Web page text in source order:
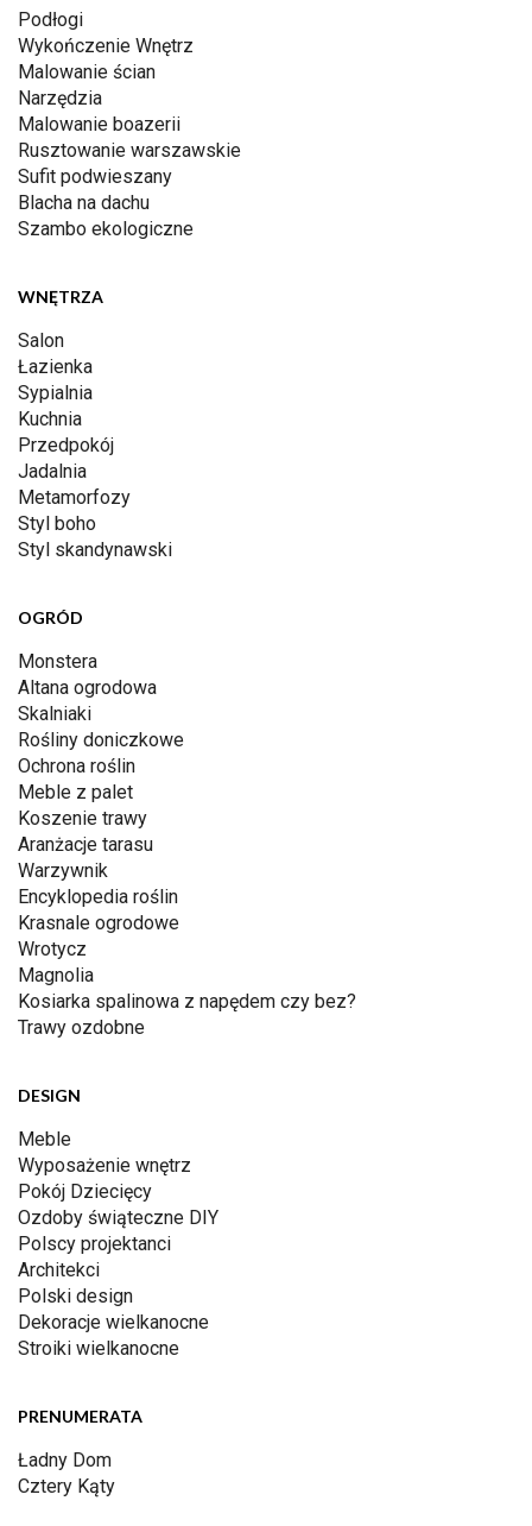
Podłogi
Wykończenie Wnętrz
Malowanie ścian
Narzędzia
Malowanie boazerii
Rusztowanie warszawskie
Sufit podwieszany
Blacha na dachu
Szambo ekologiczne
WNĘTRZA
Salon
Łazienka
Sypialnia
Kuchnia
Przedpokój
Jadalnia
Metamorfozy
Styl boho
Styl skandynawski
OGRÓD
Monstera
Altana ogrodowa
Skalniaki
Rośliny doniczkowe
Ochrona roślin
Meble z palet
Koszenie trawy
Aranżacje tarasu
Warzywnik
Encyklopedia roślin
Krasnale ogrodowe
Wrotycz
Magnolia
Kosiarka spalinowa z napędem czy bez?
Trawy ozdobne
DESIGN
Meble
Wyposażenie wnętrz
Pokój Dziecięcy
Ozdoby świąteczne DIY
Polscy projektanci
Architekci
Polski design
Dekoracje wielkanocne
Stroiki wielkanocne
PRENUMERATA
Ładny Dom
Cztery Kąty